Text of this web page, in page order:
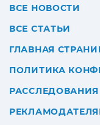
ВСЕ НОВОСТИ
ВСЕ СТАТЬИ
ГЛАВНАЯ
ПОЛИТИКА
РАССЛЕДОВАНИЯ